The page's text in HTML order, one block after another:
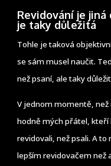
Revidování je
je taky důležitá
Tohle je taková
se sám musel naučit.
než psaní, ale taky
V jednom momentě,
hodně mých přátel,
revidovali, než psali. A
lepším revidovačem než